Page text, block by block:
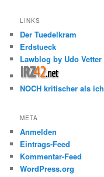
LINKS
Der Tuedelkram
Erdstueck
Lawblog by Udo Vetter
NOCH kritischer als ich
META
Anmelden
Eintrags-Feed
Kommentar-Feed
WordPress.org